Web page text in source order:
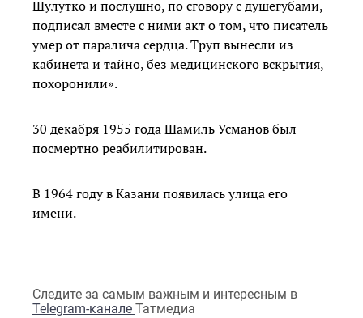
Шулутко и послушно, по сговору с душегубами,
подписал вместе с ними акт о том, что писатель
умер от паралича сердца. Труп вынесли из
кабинета и тайно, без медицинского вскрытия,
похоронили».
30 декабря 1955 года Шамиль Усманов был
посмертно реабилитирован.
В 1964 году в Казани появилась улица его
имени.
Следите за самым важным и интересным в
Telegram-канале Татмедиа